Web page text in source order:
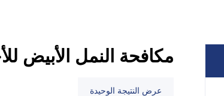
مكافحة النمل الأبيض
عرض النتيجة الوحيدة